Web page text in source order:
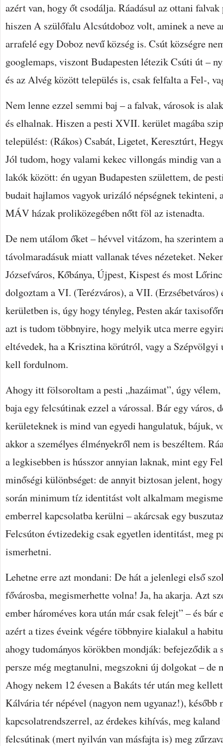
azért van, hogy őt csodálja. Ráadásul az ottani
hiszen A szülőfalu Alcsútdoboz volt, aminek a neve
arrafelé egy Doboz nevű község is. Csút községre
googlemaps, viszont Budapesten létezik Csúti út –
és az Alvég között település is, csak felfalta a Fel-,
Nem lenne ezzel semmi baj – a falvak, városok is
és elhalnak. Hiszen a pesti XVII. kerület magába
települést: (Rákos) Csabát, Ligetet, Keresztúrt,
Jól tudom, hogy valami kekec villongás mindig van
lakók között: én ugyan Budapesten születtem, de
budait hajlamos vagyok urizáló népségnek tekinteni,
MÁV házak proliközegében nőtt föl az istenadta.
De nem utálom őket – hévvel vitázom, ha szerintem
távolmaradásuk miatt vallanak téves nézeteket.
Józsefváros, Kőbánya, Újpest, Kispest és most
dolgoztam a VI. (Terézváros), a VII.
kerületben is, úgy hogy tényleg, Pesten akár
azt is tudom többnyire, hogy melyik utca merre
eltévedek, ha a Krisztina körútról, vagy a
kell fordulnom.
Ahogy itt fölsoroltam a pesti „hazáimat”, úgy
baja egy felcsútinak ezzel a várossal. Bár egy város,
kerületeknek is mind van egyedi hangulatuk, bájuk,
akkor a személyes élményekről nem is beszéltem.
a legkisebben is hússzor annyian laknak, mint egy
minőségi különbséget: de annyit biztosan jelent,
során minimum tíz identitást volt alkalmam
emberrel kapcsolatba kerülni – akárcsak egy
Felcsúton évtizedekig csak egyetlen identitást, meg
ismerhetni.
Lehetne erre azt mondani: De hát a jelenlegi első
fővárosba, megismerhette volna! Ja, ha akarja. Azt
ember hároméves kora után már csak felejt” – és bár
azért a tizes éveink végére többnyire kialakul a
ahogy tudományos körökben mondják: befejeződik
persze még megtanulni, megszokni új dolgokat – de
Ahogy nekem 12 évesen a Bakáts tér után meg
Kálvária tér népével (nagyon nem ugyanaz!), később
kapcsolatrendszerrel, az érdekes kihívás, meg
felcsútinak (mert nyilván van másfajta is) meg